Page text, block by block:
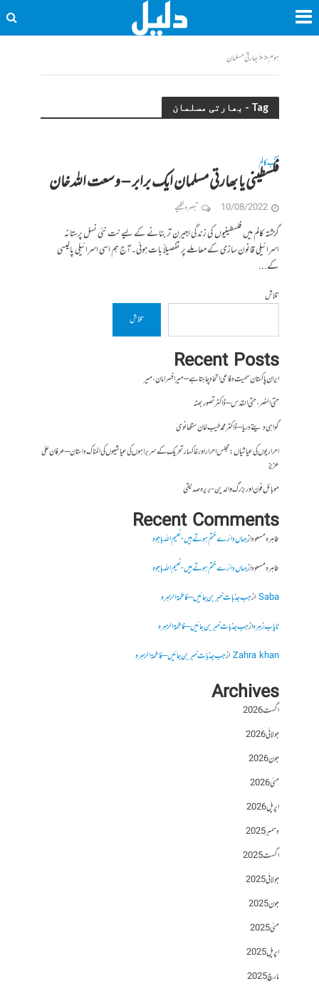
ہوم<<بھارتی مسلمان
Tag - بھارتی مسلمان
منتخب کالم
فلسطینی یا بھارتی مسلمان ایک برابر – وسعت اللہ خان
10/08/2022 تبصرہ لکھیے
گزشتہ کالم میں فلسطینیوں کی زندگی اجیرن تر بنانے کے لیے نت نئی نسل پرستانہ
اسرائیلی قانون سازی کے معاملے پر تفصیلاً بات ہوئی۔آج ہم اسی اسرائیلی پالیسی
کے...
تلاش
تلاش
Recent Posts
ایران پاکستان سمیت دفاعی اتحاد چاہتا ہے – میر افسر امان،میر
حتی النصر ، حتی القدس – ڈاکٹر تصور بھٹہ
گواہی دیتے دریا – ڈاکٹر محمد طیب خان سنگھانوی
احراریوں کی عیاشیاں : مجلس احرار اور خاکسار تحریک کے سربراہوں کی عیاشیوں کی المناک داستان – عرفان علی
عزیز
موبائل فون اور بزرگ والدین- بریرہ صدیقی
Recent Comments
طاہرہ مسعودازجہاں دائرے ختم ہوتے ہیں- نعیم اللہ باجوہ
طاہرہ مسعودازجہاں دائرے ختم ہوتے ہیں- نعیم اللہ باجوہ
Sabaازجب جذبات خبر بن جائیں – فاطمۃالزہرہ
نایاب زہرہازجب جذبات خبر بن جائیں – فاطمۃالزہرہ
Zahra khanازجب جذبات خبر بن جائیں – فاطمۃالزہرہ
Archives
اگست 2026
جولائی 2026
جون 2026
مئی 2026
اپریل 2026
دسمبر 2025
اگست 2025
جولائی 2025
جون 2025
مئی 2025
اپریل 2025
مارچ 2025